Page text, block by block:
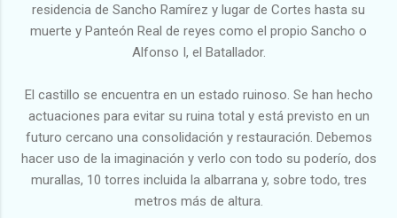
residencia de Sancho Ramírez y lugar de Cortes hasta su
muerte y Panteón Real de reyes como el propio Sancho o
Alfonso I, el Batallador.
El castillo se encuentra en un estado ruinoso. Se han hecho
actuaciones para evitar su ruina total y está previsto en un
futuro cercano una consolidación y restauración. Debemos
hacer uso de la imaginación y verlo con todo su poderío, dos
murallas, 10 torres incluida la albarrana y, sobre todo, tres
metros más de altura.